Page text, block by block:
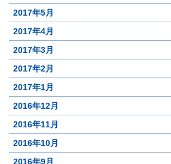
2017年5月
2017年4月
2017年3月
2017年2月
2017年1月
2016年12月
2016年11月
2016年10月
2016年9月